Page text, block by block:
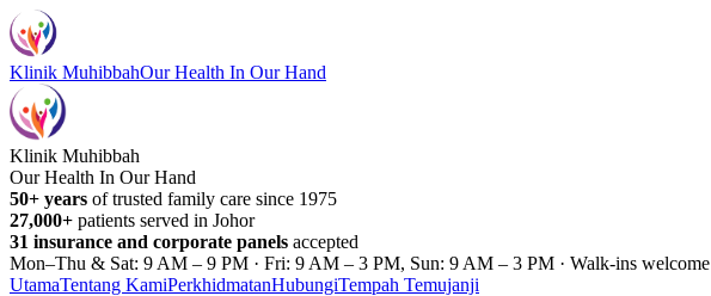
Klinik MuhibbahOur Health In Our Hand
Klinik Muhibbah
Our Health In Our Hand
50+ years of trusted family care since 1975
27,000+ patients served in Johor
31 insurance and corporate panels accepted
Mon–Thu & Sat: 9 AM – 9 PM · Fri: 9 AM – 3 PM, Sun: 9 AM – 3 PM · Walk-ins welcome
UtamaTentang KamiPerkhidmatanHubungiTempah Temujanji